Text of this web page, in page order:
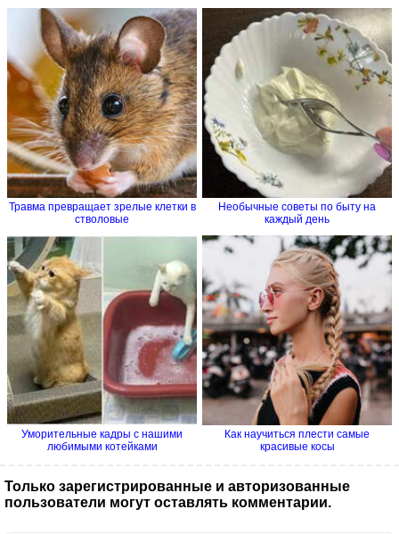
Травма превращает зрелые клетки в
стволовые
Необычные советы по быту на
каждый день
Уморительные кадры с нашими
любимыми котейками
Как научиться плести самые
красивые косы
Только зарегистрированные и авторизованные
пользователи могут оставлять комментарии.